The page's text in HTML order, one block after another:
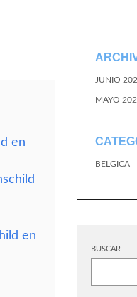
en
en
JUNIO
MAYO
BELGICA
BUSCAR